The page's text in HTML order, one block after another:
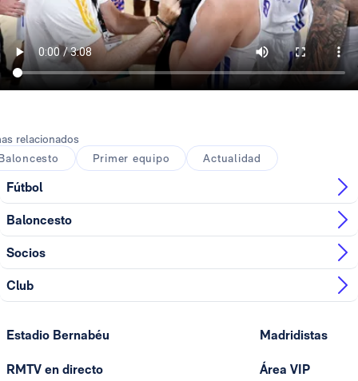
relacionados
Primer equipo Actualidad
Fútbol
Baloncesto
Socios
Club
Estadio Bernabéu
RMTV en directo
Madridistas
Área VIP